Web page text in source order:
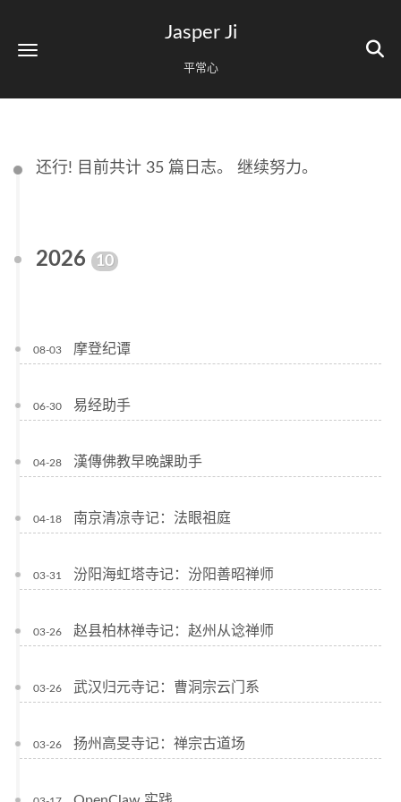
Jasper Ji
平常心
还行! 目前共计 35 篇日志。 继续努力。
2026 10
08-03 摩登纪谭
06-30 易经助手
04-28 漢傳佛教早晚課助手
04-18 南京清凉寺记：法眼祖庭
03-31 汾阳海虹塔寺记：汾阳善昭禅师
03-26 赵县柏林禅寺记：赵州从谂禅师
03-26 武汉归元寺记：曹洞宗云门系
03-26 扬州高旻寺记：禅宗古道场